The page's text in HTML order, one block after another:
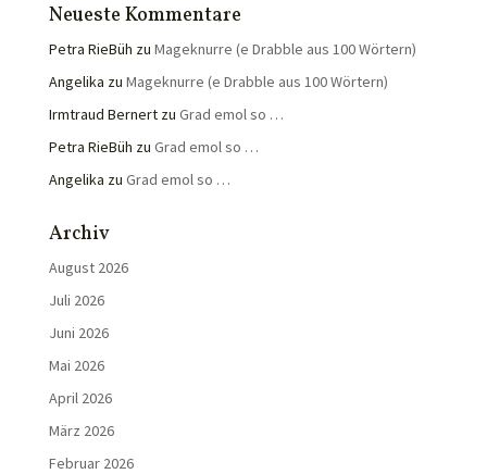
Neueste Kommentare
Petra RieBüh zu Mageknurre (e Drabble aus 100 Wörtern)
Angelika zu Mageknurre (e Drabble aus 100 Wörtern)
Irmtraud Bernertzu Grad emol so …
Petra RieBüh zu Grad emol so …
Angelika zu Grad emol so …
Archiv
August 2026
Juli 2026
Juni 2026
Mai 2026
April 2026
März 2026
Februar 2026